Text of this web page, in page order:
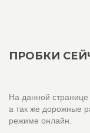
ПРОБКИ
На данной странице
а так же дорожные
режиме онлайн.